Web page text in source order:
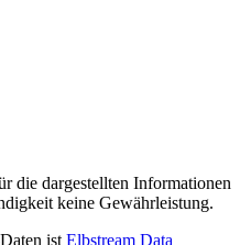
die dargestellten Informationen
keine Gewährleistung.
ist Elbstream Data